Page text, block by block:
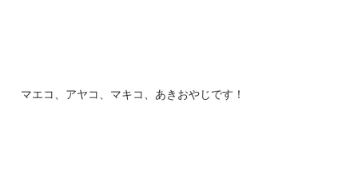
マエコ、アヤコ、マキコ、あきおやじです！